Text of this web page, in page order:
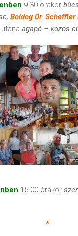
9.30 órakor
Boldog Dr. Scheffler
agapé – közös
15.00 órakor
*